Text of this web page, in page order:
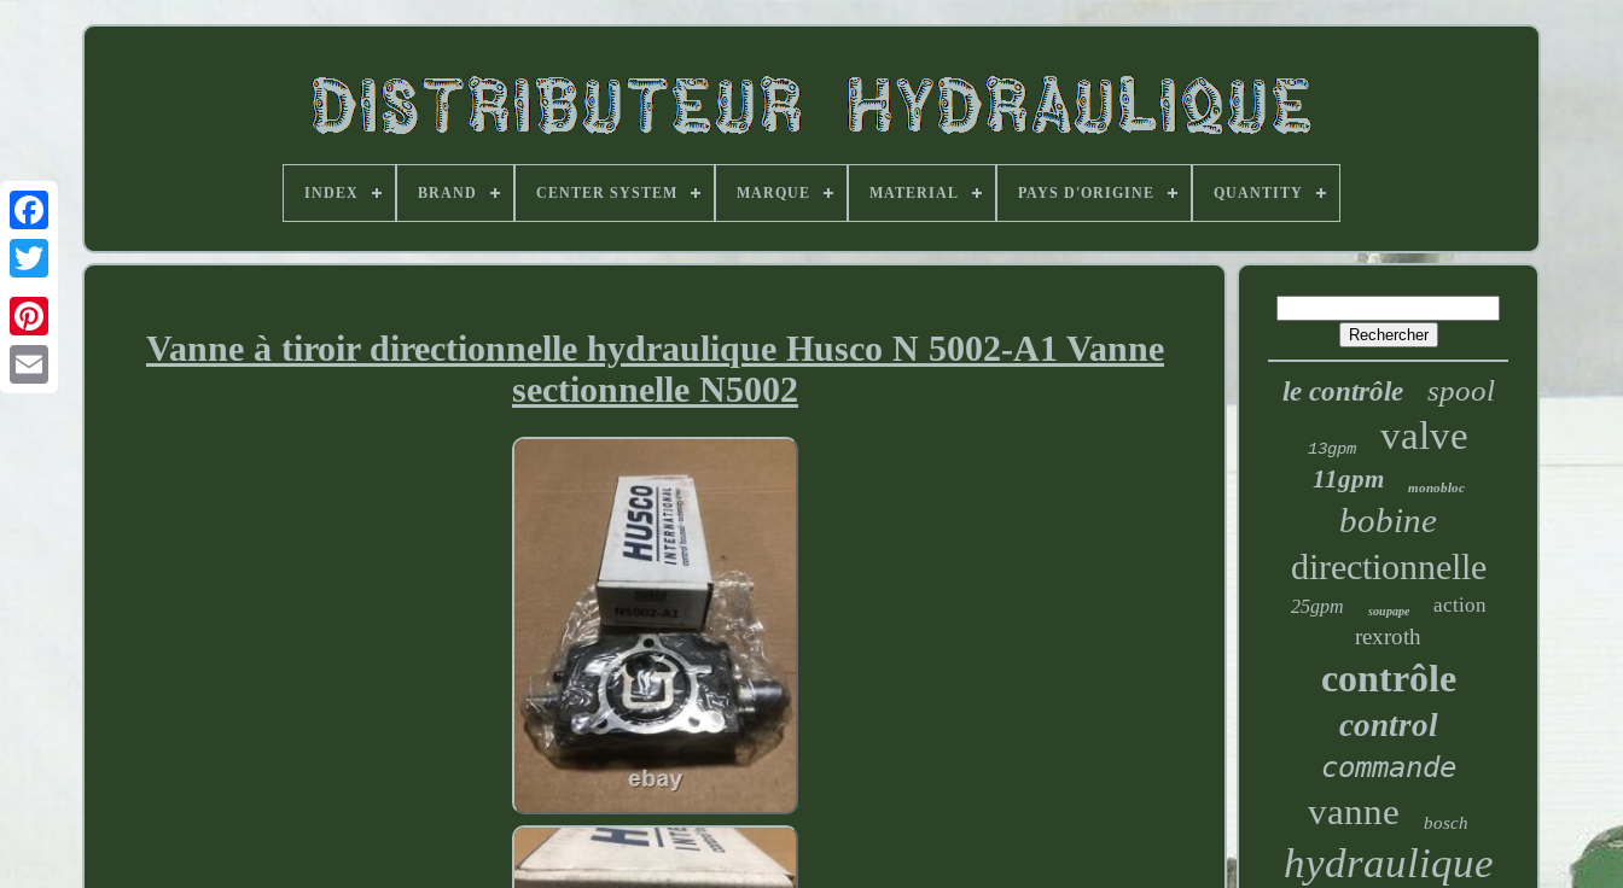
INDEX BRAND CENTER SYSTEM MARQUE MATERIAL PAYS D'ORIGINE QUANTITY
Vanne à tiroir directionnelle hydraulique Husco N 5002-A1 Vanne
sectionnelle N5002
le contrôle spool
13gpm valve
11gpm monobloc
bobine
directionnelle
25gpm soupape action
rexroth
contrôle
control
commande
vanne bosch
hydraulique